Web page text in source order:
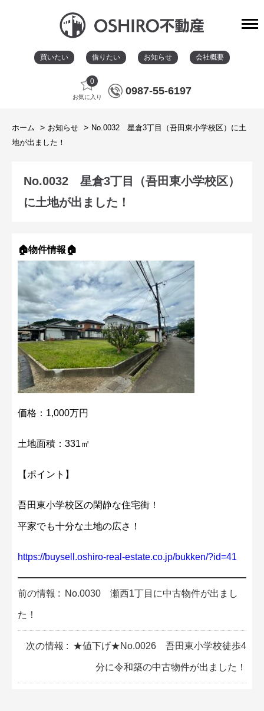
買いたい 借りたい お知らせ 会社概要
0
お気に入り
0987-55-6197
ホーム お知らせ
No.0032 星倉3丁目（吾田東小学校区）に土
地が出ました！
No.0032 星倉3丁目（吾田東小学校区）
に土地が出ました！
🏠物件情報🏠
価格：1,000万円
土地面積：331㎡
【ポイント】
吾田東小学校区の閑静な住宅街！
平家でも十分な土地の広さ！
https://buysell.oshiro-real-estate.co.jp/bukken/?id=41
前の情報 : No.0030 瀬西1丁目に中古物件が出まし
た！
次の情報 : ★値下げ★No.0026 吾田東小学校徒歩4
分に令和築の中古物件が出ました！